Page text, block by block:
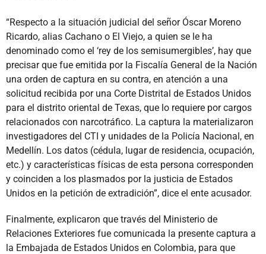
“Respecto a la situación judicial del señor Óscar Moreno
Ricardo, alias Cachano o El Viejo, a quien se le ha
denominado como el ‘rey de los semisumergibles’, hay que
precisar que fue emitida por la Fiscalía General de la Nación
una orden de captura en su contra, en atención a una
solicitud recibida por una Corte Distrital de Estados Unidos
para el distrito oriental de Texas, que lo requiere por cargos
relacionados con narcotráfico. La captura la materializaron
investigadores del CTI y unidades de la Policía Nacional, en
Medellín. Los datos (cédula, lugar de residencia, ocupación,
etc.) y características físicas de esta persona corresponden
y coinciden a los plasmados por la justicia de Estados
Unidos en la petición de extradición”, dice el ente acusador.
Finalmente, explicaron que través del Ministerio de
Relaciones Exteriores fue comunicada la presente captura a
la Embajada de Estados Unidos en Colombia, para que